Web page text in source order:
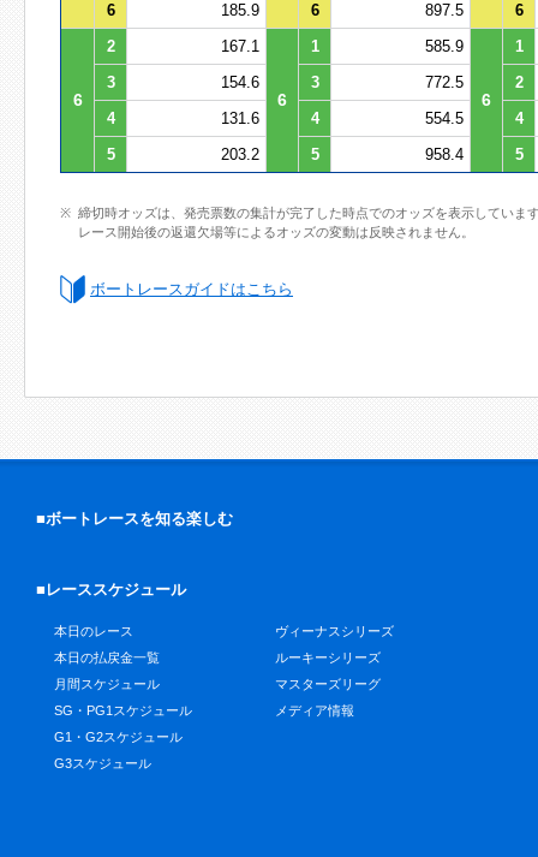
6
185.9 6 897.5 6
6
2 167.1
6
1 585.9
6
1
3
154.6 3 772.5
2
4
131.6 4 554.5
4
5
203.2 5 958.4 5
締切時オッズは、発売票数の集計が完了した時点でのオッズを表示していま
レース開始後の返還欠場等によるオッズの変動は反映されません。
ボートレースガイドはこちら
■ボートレースを知る楽しむ
■レーススケジュール
本日のレース
本日の払戻金一覧
月間スケジュール
SG・PG1スケジュール
G1・G2スケジュール
G3スケジュール
ヴィーナスシリーズ
ルーキーシリーズ
マスターズリーグ
メディア情報